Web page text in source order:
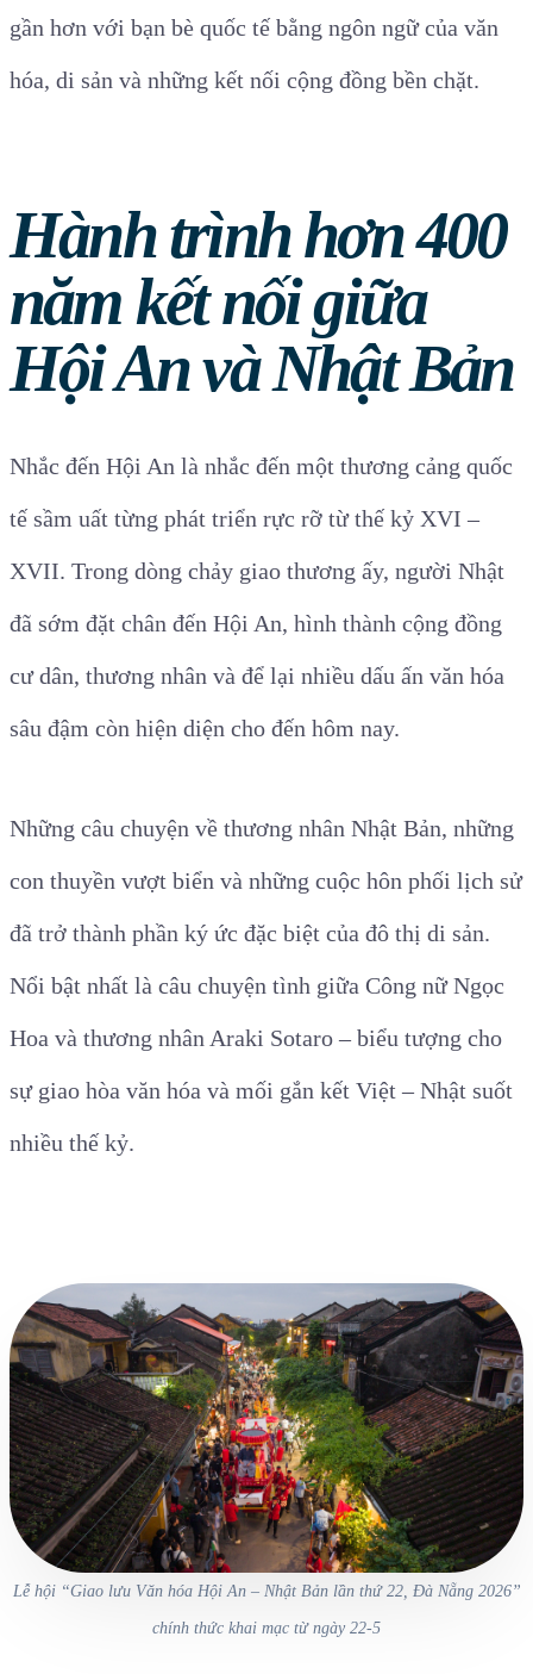
gần hơn với bạn bè quốc tế bằng ngôn ngữ của văn
hóa, di sản và những kết nối cộng đồng bền chặt.
Hành trình hơn 400
năm kết nối giữa
Hội An và Nhật Bản
Nhắc đến Hội An là nhắc đến một thương cảng quốc
tế sầm uất từng phát triển rực rỡ từ thế kỷ XVI –
XVII. Trong dòng chảy giao thương ấy, người Nhật
đã sớm đặt chân đến Hội An, hình thành cộng đồng
cư dân, thương nhân và để lại nhiều dấu ấn văn hóa
sâu đậm còn hiện diện cho đến hôm nay.
Những câu chuyện về thương nhân Nhật Bản, những
con thuyền vượt biển và những cuộc hôn phối lịch sử
đã trở thành phần ký ức đặc biệt của đô thị di sản.
Nổi bật nhất là câu chuyện tình giữa Công nữ Ngọc
Hoa và thương nhân Araki Sotaro – biểu tượng cho
sự giao hòa văn hóa và mối gắn kết Việt – Nhật suốt
nhiều thế kỷ.
Lễ hội “Giao lưu Văn hóa Hội An – Nhật Bản lần thứ 22, Đà Nẵng 2026”
chính thức khai mạc từ ngày 22-5